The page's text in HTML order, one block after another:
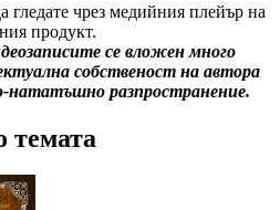
гледате чрез медийния плейър на
продукт.
се вложен много
собственост на автора
нататъшно разпространение.
темата